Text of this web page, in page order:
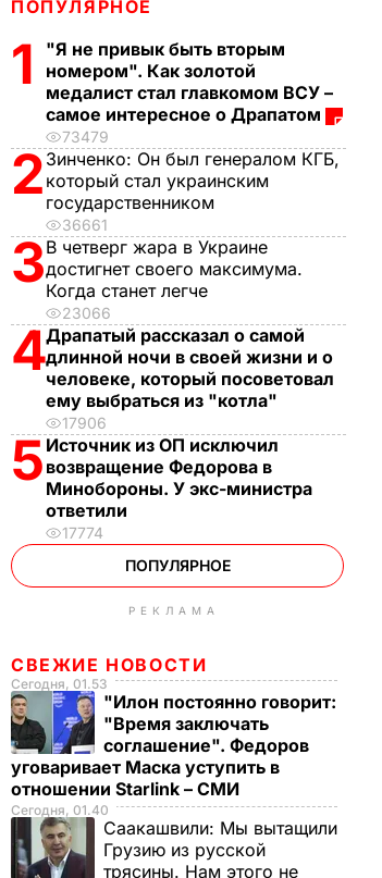
ПОПУЛЯРНОЕ
1
"Я не привык быть вторым
номером". Как золотой
медалист стал главкомом ВСУ –
самое интересное о Драпатом
73479
2 Зинченко: Он был генералом КГБ,
который стал украинским
государственником
36661
3В четверг жара в Украине
достигнет своего максимума.
Когда станет легче
23066
4Драпатый рассказал о самой
длинной ночи в своей жизни и о
человеке, который посоветовал
ему выбраться из "котла"
17906
5 Источник из ОП исключил
возвращение Федорова в
Минобороны. У экс-министра
ответили
17774
ПОПУЛЯРНОЕ
РЕКЛАМА
СВЕЖИЕ НОВОСТИ
Сегодня, 01.53
"Илон постоянно говорит:
"Время заключать
соглашение". Федоров
уговаривает Маска уступить в
отношении Starlink – СМИ
Сегодня, 01.40
Саакашвили: Мы вытащили
Грузию из русской
трясины. Нам этого не